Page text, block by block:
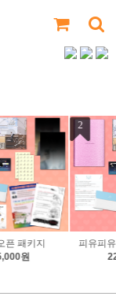
3
피유피유의 쉴드